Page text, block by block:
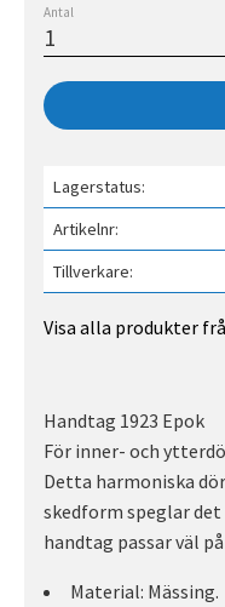
Antal
Lagerstatus
Artikelnr
Tillverkare
Visa alla produkter
Handtag 1923 Epok
För inner- och
Detta harmoniska
skedform speglar
handtag passar väl
Material: Mässing.